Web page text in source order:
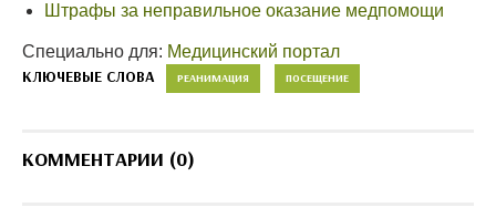
Штрафы за неправильное оказание медпомощи
Специально для: Медицинский портал
КЛЮЧЕВЫЕ СЛОВА РЕАНИМАЦИЯ ПОСЕЩЕНИЕ
КОММЕНТАРИИ (0)